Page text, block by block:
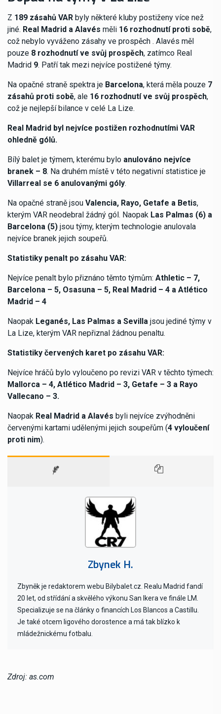
Z 189 zásahů VAR byly některé kluby postiženy více než
jiné. Real Madrid a Alavés měli 16 rozhodnutí proti sobě,
což nebylo vyváženo zásahy ve prospěch . Alavés měl
pouze 8 rozhodnutí ve svůj prospěch, zatímco Real
Madrid 9. Patří tak mezi nejvíce postižené týmy.
Na opačné straně spektra je Barcelona, která měla pouze 7
zásahů proti sobě, ale 16 rozhodnutí ve svůj prospěch,
což je nejlepší bilance v celé La Lize.
Real Madrid byl nejvíce postižen rozhodnutími VAR
ohledně gólů.
Bílý balet je týmem, kterému bylo anulováno nejvíce
branek – 8. Na druhém místě v této negativní statistice je
Villarreal se 6 anulovanými góly.
Na opačné straně jsou Valencia, Rayo, Getafe a Betis,
kterým VAR neodebral žádný gól. Naopak Las Palmas (6) a
Barcelona (5) jsou týmy, kterým technologie anulovala
nejvíce branek jejich soupeřů.
Statistiky penalt po zásahu VAR:
Nejvíce penalt bylo přiznáno těmto týmům: Athletic – 7,
Barcelona – 5, Osasuna – 5, Real Madrid – 4 a Atlético
Madrid – 4
Naopak Leganés, Las Palmas a Sevilla jsou jediné týmy v
La Lize, kterým VAR nepřiznal žádnou penaltu.
Statistiky červených karet po zásahu VAR:
Nejvíce hráčů bylo vyloučeno po revizi VAR v těchto týmech:
Mallorca – 4, Atlético Madrid – 3, Getafe – 3 a Rayo
Vallecano – 3.
Naopak Real Madrid a Alavés byli nejvíce zvýhodněni
červenými kartami udělenými jejich soupeřům (4 vyloučení
proti nim).
Zbynek H.
Zbyněk je redaktorem webu Bilybalet.cz. Realu Madrid fandí
20 let, od střídání a skvělého výkonu San Ikera ve finále LM.
Specializuje se na články o financích Los Blancos a Castillu.
Je také otcem ligového dorostence a má tak blízko k
mládežnickému fotbalu.
Zdroj: as.com